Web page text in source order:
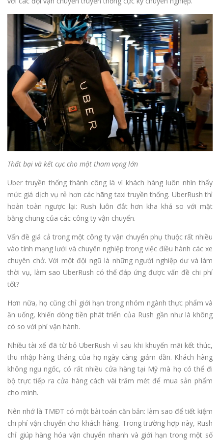
Thất bại và kết cục cho một tham vọng lớn
Uber truyền thống thành công là vì khách hàng luôn nhìn thấy
mức giá dịch vụ rẻ hơn các hãng taxi truyền thống. UberRush thì
hoàn toàn ngược lại: Rush luôn đắt hơn kha khá so với mặt
bằng chung của các công ty vận chuyển.
Vấn đề giá cả trong một công ty vận chuyển phụ thuộc rất nhiều
vào tính mạng lưới và chuyên nghiệp trong việc điều hành các xe
chuyên chở. Với một đội ngũ là những người nghiệp dư và làm
thời vụ, làm sao UberRush có thể đáp ứng được vấn đề chi phí
tốt?
Hơn nữa, họ cũng chỉ giới hạn trong nhóm ngành thực phẩm và
ăn uống, khiến dòng tiền phát triển của Rush gần như là không
có so với phí vận hành.
Nhiều tài xế đã từ bỏ UberRush vì sau khi khuyến mãi kết thúc,
thu nhập hàng tháng của họ ngày càng giảm dần. Khách hàng
không ngu ngốc, có rất nhiều cửa hàng tại Mỹ mà họ có thể đi
bộ trực tiếp ra cửa hàng cách vài trăm mét để mua sản phẩm
cho mình.
Nên nhớ là TMĐT có một bài toán căn bản: làm sao để tiết kiệm
chi phí vận chuyển cho khách hàng. Trong trường hợp này, Rush
chỉ giúp hàng hóa vận chuyển nhanh và giới hạn trong một số